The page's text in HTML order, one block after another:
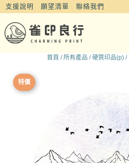
支援說明 願望清單 聯絡我們
首頁 /所有產品 /硬質印品(p) /
特價